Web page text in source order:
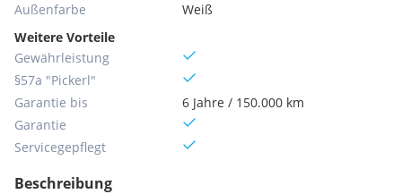
Außenfarbe
Weiß
Weitere Vorteile
Gewährleistung
§57a "Pickerl"
Garantie bis
6 Jahre / 150.000 km
Garantie
Servicegepflegt
Beschreibung